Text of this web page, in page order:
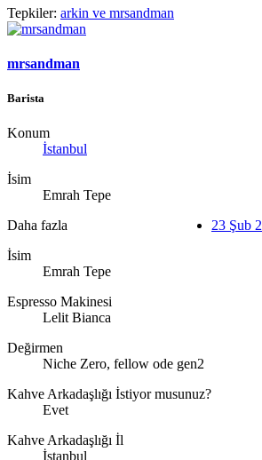
Tepkiler: arkin ve mrsandman
mrsandman
Barista
Konum
İstanbul
İsim
Emrah Tepe
Daha fazla
İsim
Emrah Tepe
Espresso Makinesi
Lelit Bianca
Değirmen
Niche Zero, fellow ode gen2
Kahve Arkadaşlığı İstiyor musunuz?
Evet
Kahve Arkadaşlığı İl
İstanbul
23 Şub